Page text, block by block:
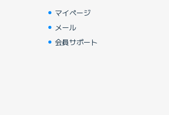
マイページ
メール
会員サポート